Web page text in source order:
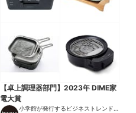
【卓上調理器部門】2023年 DIME家
電大賞
小学館が発行するビジネストレンドマ